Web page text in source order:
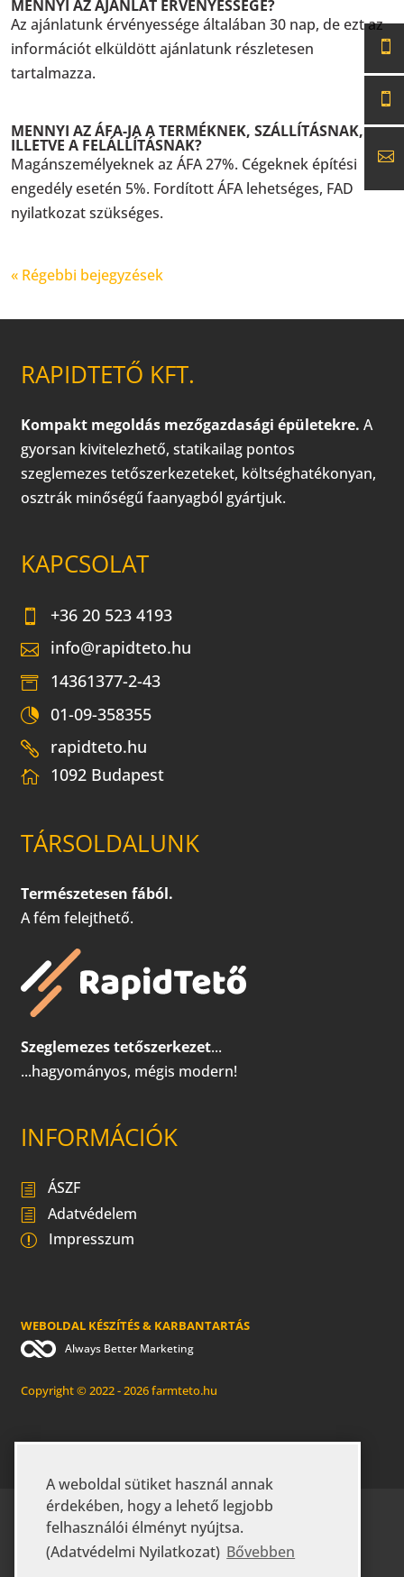
A weboldal sütiket használ annak
érdekében, hogy a lehető legjobb
felhasználói élményt nyújtsa.
(Adatvédelmi Nyilatkozat) Bővebben
MENNYI AZ AJÁNLAT ÉRVÉNYESSÉGE?
Az ajánlatunk érvényessége általában 30 nap, de ezt az
információt elküldött ajánlatunk részletesen
tartalmazza.
MENNYI AZ ÁFA-JA A TERMÉKNEK, SZÁLLÍTÁSNAK,
ILLETVE A FELÁLLÍTÁSNAK?
Magánszemélyeknek az ÁFA 27%. Cégeknek építési
engedély esetén 5%. Fordított ÁFA lehetséges, FAD
nyilatkozat szükséges.
« Régebbi bejegyzések
RAPIDTETŐ KFT.
Kompakt megoldás mezőgazdasági épületekre. A
gyorsan kivitelezhető, statikailag pontos
szeglemezes tetőszerkezeteket, költséghatékonyan,
osztrák minőségű faanyagból gyártjuk.
KAPCSOLAT
+36 20 523 4193
info@rapidteto.hu
14361377-2-43
01-09-358355
rapidteto.hu
1092 Budapest
TÁRSOLDALUNK
Természetesen fából.
A fém felejthető.
Szeglemezes tetőszerkezet...
...hagyományos, mégis modern!
INFORMÁCIÓK
ÁSZF
Adatvédelem
Impresszum
WEBOLDAL KÉSZÍTÉS & KARBANTARTÁS
Always Better Marketing
Copyright © 2022 - 2026 farmteto.hu
KEZDŐLAP RÓLUNK
GYIK
MEZŐGAZDASÁGI ÉPÜLETEK
IPARI ÉPÜLETEK
KAPCSOLAT